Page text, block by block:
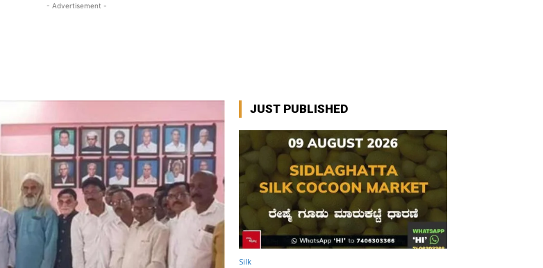
- Advertisement -
JUST PUBLISHED
Silk